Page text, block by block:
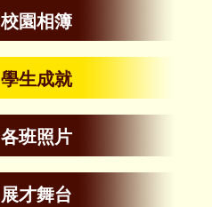
校園相簿
學生成就
各班照片
展才舞台